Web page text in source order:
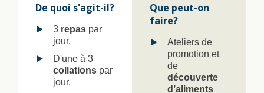
De quoi s'agit-il?
3 repas par
jour.
D'une à 3
collations par
jour.
Que peut-on
faire?
Ateliers de
promotion et
de
découverte
d’aliments